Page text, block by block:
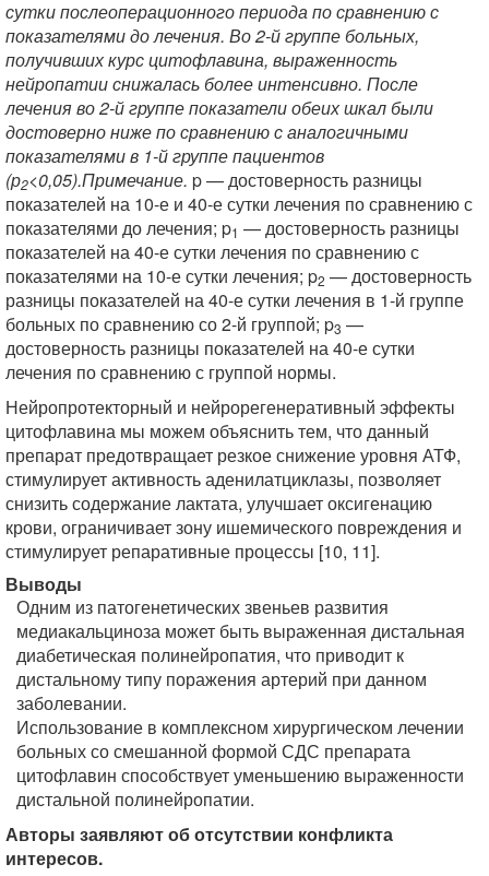
сутки послеоперационного периода по сравнению с
показателями до лечения. Во 2-й группе больных,
получивших курс цитофлавина, выраженность
нейропатии снижалась более интенсивно. После
лечения во 2-й группе показатели обеих шкал были
достоверно ниже по сравнению с аналогичными
показателями в 1-й группе пациентов
(р2<0,05).Примечание. p — достоверность разницы
показателей на 10-е и 40-е сутки лечения по сравнению с
показателями до лечения; p1 — достоверность разницы
показателей на 40-е сутки лечения по сравнению с
показателями на 10-е сутки лечения; p2 — достоверность
разницы показателей на 40-е сутки лечения в 1-й группе
больных по сравнению со 2-й группой; p3 —
достоверность разницы показателей на 40-е сутки
лечения по сравнению с группой нормы.
Нейропротекторный и нейрорегенеративный эффекты
цитофлавина мы можем объяснить тем, что данный
препарат предотвращает резкое снижение уровня АТФ,
стимулирует активность аденилатциклазы, позволяет
снизить содержание лактата, улучшает оксигенацию
крови, ограничивает зону ишемического повреждения и
стимулирует репаративные процессы [10, 11].
Выводы
Одним из патогенетических звеньев развития
медиакальциноза может быть выраженная дистальная
диабетическая полинейропатия, что приводит к
дистальному типу поражения артерий при данном
заболевании.
Использование в комплексном хирургическом лечении
больных со смешанной формой СДС препарата
цитофлавин способствует уменьшению выраженности
дистальной полинейропатии.
Авторы заявляют об отсутствии конфликта
интересов.